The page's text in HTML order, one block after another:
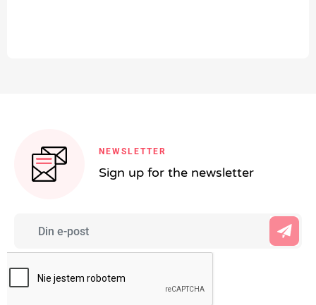
NEWSLETTER
Sign up for the newsletter